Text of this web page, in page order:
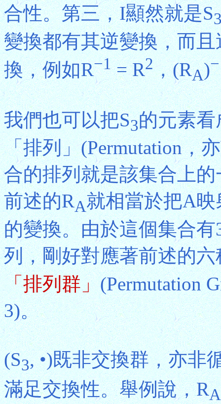
合性。第三，I顯然就是S
變換都有其逆變換，而
換，例如R−1= R2，(RA)
我們也可以把S3的元素
「排列」(Permutation，
合的排列就是該集合上
前述的RA就相當於把A
的變換。由於這個集合
列，剛好對應著前述的
「排列群」(Permutation
3)。
(S3, •)既非交換群，亦非
滿足交換性。舉例說，RA